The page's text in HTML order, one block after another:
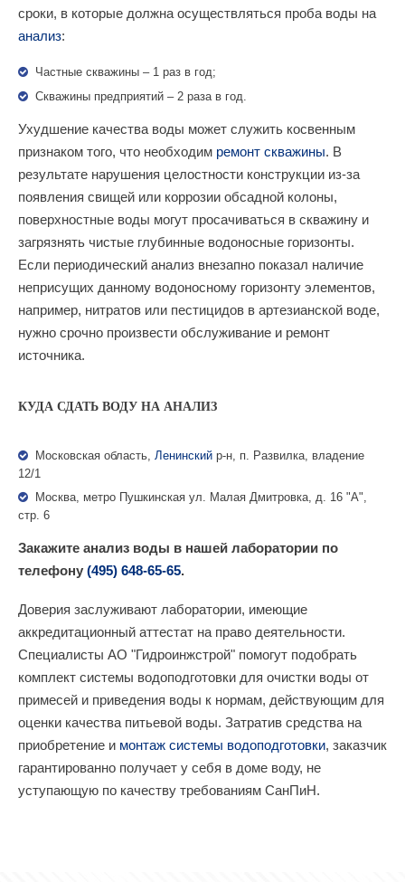
сроки, в которые должна осуществляться проба воды на
анализ:
Частные скважины – 1 раз в год;
Скважины предприятий – 2 раза в год.
Ухудшение качества воды может служить косвенным
признаком того, что необходим ремонт скважины. В
результате нарушения целостности конструкции из-за
появления свищей или коррозии обсадной колоны,
поверхностные воды могут просачиваться в скважину и
загрязнять чистые глубинные водоносные горизонты.
Если периодический анализ внезапно показал наличие
неприсущих данному водоносному горизонту элементов,
например, нитратов или пестицидов в артезианской воде,
нужно срочно произвести обслуживание и ремонт
источника.
КУДА СДАТЬ ВОДУ НА АНАЛИЗ
Московская область, Ленинский р-н, п. Развилка, владение
12/1
Москва, метро Пушкинская ул. Малая Дмитровка, д. 16 "А",
стр. 6
Закажите анализ воды в нашей лаборатории по
телефону (495) 648-65-65.
Доверия заслуживают лаборатории, имеющие
аккредитационный аттестат на право деятельности.
Специалисты АО "Гидроинжстрой" помогут подобрать
комплект системы водоподготовки для очистки воды от
примесей и приведения воды к нормам, действующим для
оценки качества питьевой воды. Затратив средства на
приобретение и монтаж системы водоподготовки, заказчик
гарантированно получает у себя в доме воду, не
уступающую по качеству требованиям СанПиН.